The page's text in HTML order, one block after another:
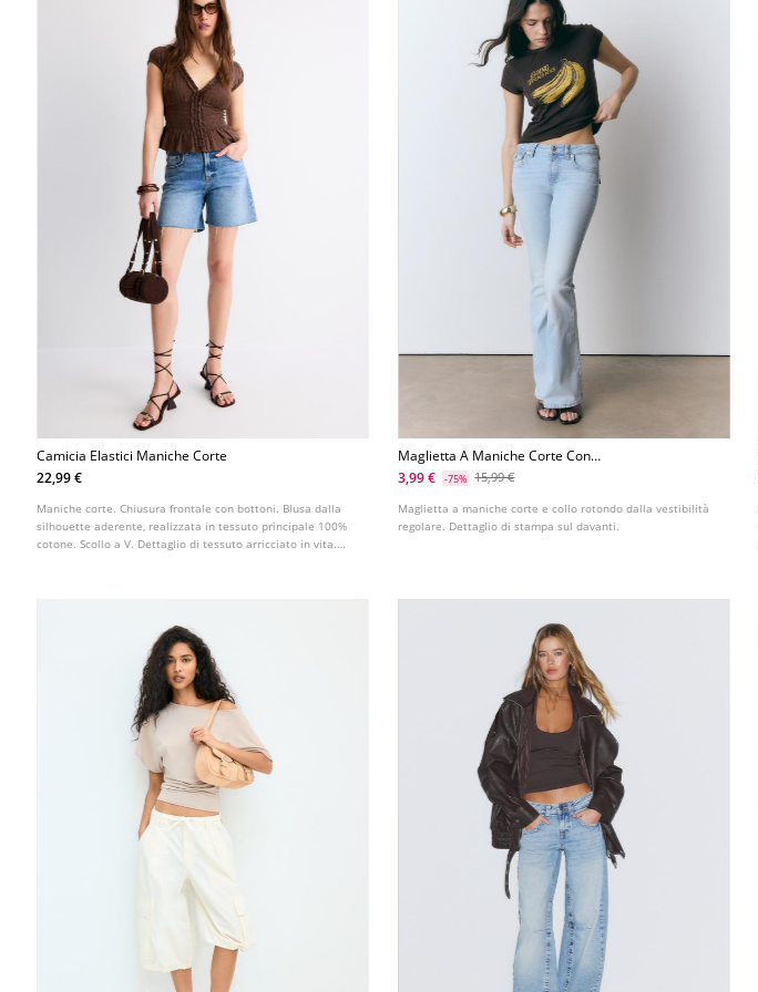
Camicia Elastici Maniche Corte
22,99 €
Maniche corte. Chiusura frontale con bottoni. Blusa dalla
silhouette aderente, realizzata in tessuto principale 100%
cotone. Scollo a V. Dettaglio di tessuto arricciato in vita.
Maglietta A Maniche Corte Con
Banana
3,99 € -75% 15,99 €
Maglietta a maniche corte e collo rotondo dalla vestibilità
regolare. Dettaglio di stampa sul davanti.